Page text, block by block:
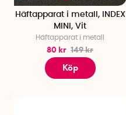
Häftapparat i metall, INDEX
MINI, Vit
Häftapparat i metall
80 kr 149 kr
Köp